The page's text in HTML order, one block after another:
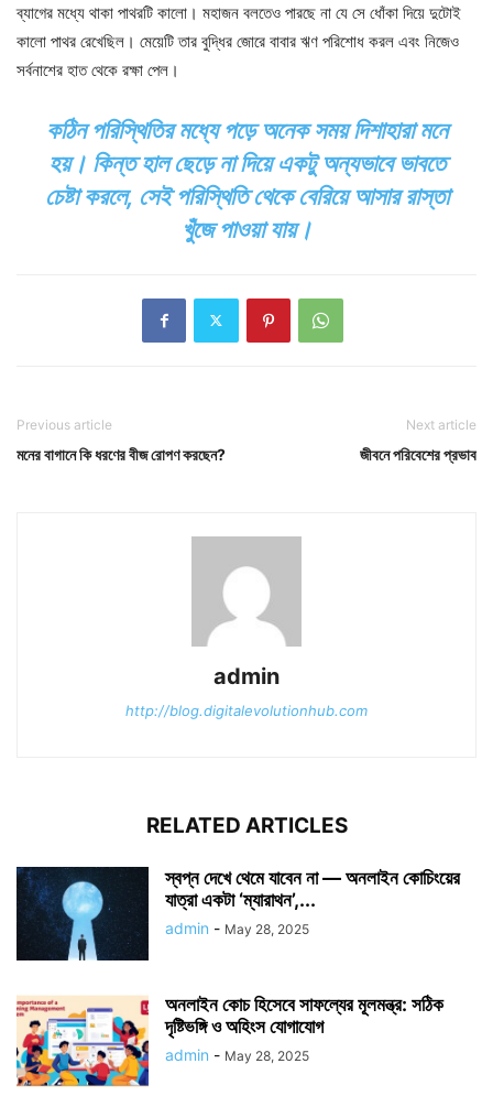
ব্যাগের মধ্যে থাকা পাথরটি কালো। মহাজন বলতেও পারছে না যে সে ধোঁকা দিয়ে দুটোই
কালো পাথর রেখেছিল। মেয়েটি তার বুদ্ধির জোরে বাবার ঋণ পরিশোধ করল এবং নিজেও
সর্বনাশের হাত থেকে রক্ষা পেল।
কঠিন পরিস্থিতির মধ্যে পড়ে অনেক সময় দিশাহারা মনে
হয়। কিন্ত হাল ছেড়ে না দিয়ে একটু অন্যভাবে ভাবতে
চেষ্টা করলে, সেই পরিস্থিতি থেকে বেরিয়ে আসার রাস্তা
খুঁজে পাওয়া যায়।
Previous article
মনের বাগানে কি ধরণের বীজ রোপণ করছেন?
Next article
জীবনে পরিবেশের প্রভাব
admin
http://blog.digitalevolutionhub.com
RELATED ARTICLES
স্বপ্ন দেখে থেমে যাবেন না — অনলাইন কোচিংয়ের
যাত্রা একটা ‘ম্যারাথন’,...
admin - May 28, 2025
অনলাইন কোচ হিসেবে সাফল্যের মূলমন্ত্র: সঠিক
দৃষ্টিভঙ্গি ও অহিংস যোগাযোগ
admin - May 28, 2025